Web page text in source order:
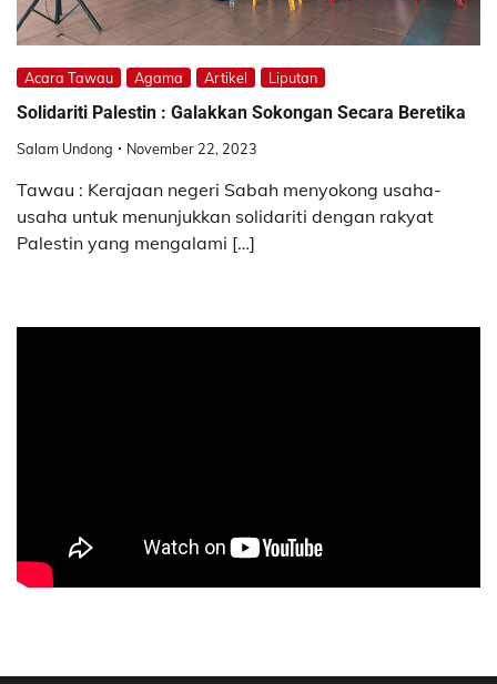
Acara Tawau Agama Artikel Liputan
Solidariti Palestin : Galakkan Sokongan Secara Beretika
Salam Undong November 22, 2023
Tawau : Kerajaan negeri Sabah menyokong usaha-
usaha untuk menunjukkan solidariti dengan rakyat
Palestin yang mengalami […]